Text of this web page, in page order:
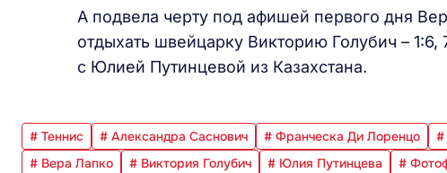
А подвела черту под афишей первого дня
отдыхать швейцарку Викторию Голубич –
с Юлией Путинцевой из Казахстана.
# Теннис # Александра Саснович # Франческа Ди Лоренцо #
# Вера Лапко
# Виктория Голубич # Юлия Путинцева #